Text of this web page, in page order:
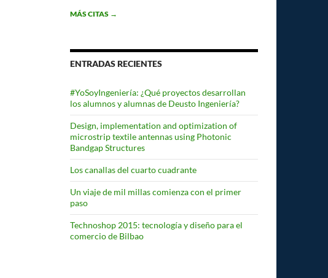
MÁS CITAS →
ENTRADAS RECIENTES
#YoSoyIngeniería: ¿Qué proyectos desarrollan
los alumnos y alumnas de Deusto Ingeniería?
Design, implementation and optimization of
microstrip textile antennas using Photonic
Bandgap Structures
Los canallas del cuarto cuadrante
Un viaje de mil millas comienza con el primer
paso
Technoshop 2015: tecnología y diseño para el
comercio de Bilbao